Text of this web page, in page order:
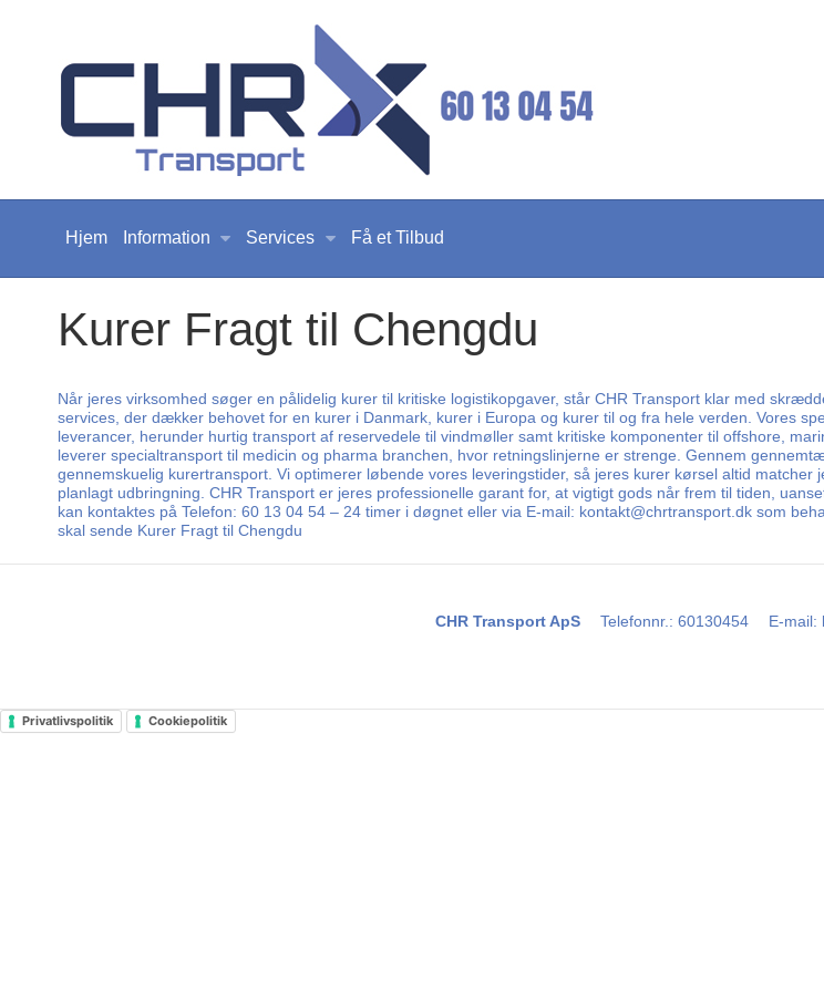
Hjem Information Services Få et Tilbud
Kurer Fragt til Chengdu
Når jeres virksomhed søger en pålidelig kurer til kritiske logistikopgaver, står CHR Transport klar med
services, der dækker behovet for en kurer i Danmark, kurer i Europa og kurer til og fra hele verden. Vores
leverancer, herunder hurtig transport af reservedele til vindmøller samt kritiske komponenter til offshore,
leverer specialtransport til medicin og pharma branchen, hvor retningslinjerne er strenge. Gennem
gennemskuelig kurertransport. Vi optimerer løbende vores leveringstider, så jeres kurer kørsel altid
planlagt udbringning. CHR Transport er jeres professionelle garant for, at vigtigt gods når frem til tiden,
kan kontaktes på Telefon: 60 13 04 54 – 24 timer i døgnet eller via E-mail: kontakt@chrtransport.dk som
skal sende Kurer Fragt til Chengdu
CHR Transport ApS Telefonnr. : 60130454 E-mail:
Privatlivspolitik Cookiepolitik